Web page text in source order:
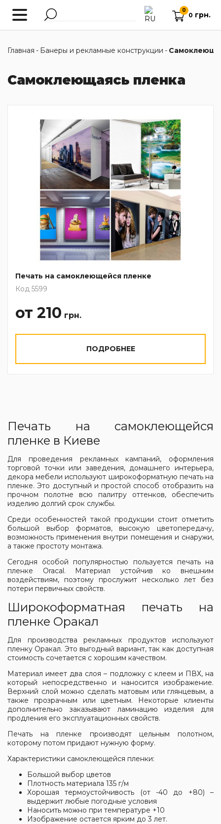
0
0 грн.
Главная - Банеры и рекламные конструкции -
Самоклеющаясь пленка
Печать на самоклеющейся пленке
Код 5599
от 210 грн.
ПОДРОБНЕЕ
Печать на самоклеющейся
пленке в Киеве
Для проведения рекламных кампаний, оформления
торговой точки или заведения, домашнего интерьера,
декора мебели используют широкоформатную печать на
пленке. Это доступный и простой способ отобразить на
прочном полотне всю палитру оттенков, обеспечить
изделию долгий срок службы.
Среди особенностей такой продукции стоит отметить
большой выбор форматов, высокую цветопередачу,
возможность применения внутри помещения и снаружи,
а также простоту монтажа.
Сегодня особой популярностью пользуется печать на
пленке Oracal. Материал устойчив ко внешним
воздействиям, поэтому прослужит несколько лет без
потери первичных свойств.
Широкоформатная печать на
пленке Оракал
Для производства рекламных продуктов используют
пленку Оракал. Это выгодный вариант, так как доступная
стоимость сочетается с хорошим качеством.
Материал имеет два слоя – подложку с клеем и ПВХ, на
который непосредственно и наносится изображение.
Верхний слой можно сделать матовым или глянцевым, а
также прозрачным или цветным. Некоторые клиенты
дополнительно заказывают ламинацию изделия для
продления его эксплуатационных свойств.
Печать на пленке производят цельным полотном,
которому потом придают нужную форму.
Характеристики самоклеющейся пленки:
Большой выбор цветов
Плотность материала 135 г/м
Хорошая термоустойчивость (от -40 до +80) –
выдержит любые погодные условия
Наносить можно при температуре +10
Изображение остается ярким до 3 лет.